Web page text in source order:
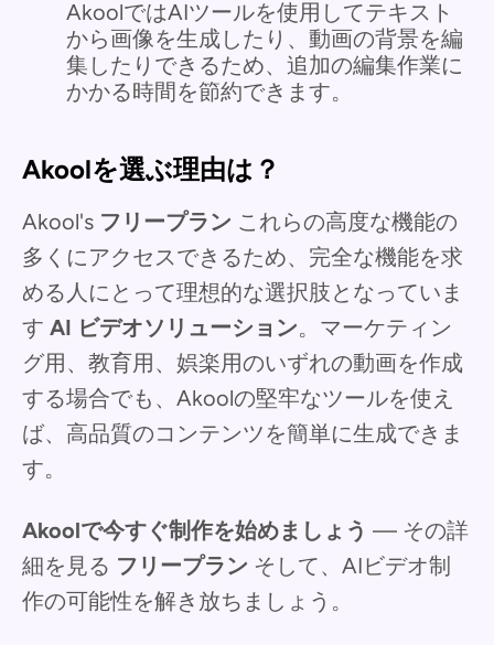
AkoolではAIツールを使用してテキスト
から画像を生成したり、動画の背景を編
集したりできるため、追加の編集作業に
かかる時間を節約できます。
Akoolを選ぶ理由は？
Akool's フリープラン これらの高度な機能の
多くにアクセスできるため、完全な機能を求
める人にとって理想的な選択肢となっていま
す AI ビデオソリューション。マーケティン
グ用、教育用、娯楽用のいずれの動画を作成
する場合でも、Akoolの堅牢なツールを使え
ば、高品質のコンテンツを簡単に生成できま
す。
Akoolで今すぐ制作を始めましょう — その詳
細を見る フリープラン そして、AIビデオ制
作の可能性を解き放ちましょう。